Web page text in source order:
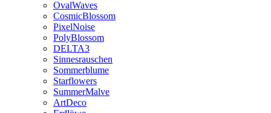
OvalWaves
CosmicBlossom
PixelNoise
PolyBlossom
DELTA3
Sinnesrauschen
Sommerblume
Starflowers
SummerMalve
ArtDeco